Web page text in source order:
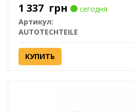
1 337 грн
сегодня
Артикул:
AUTOTECHTEILE
КУПИТЬ